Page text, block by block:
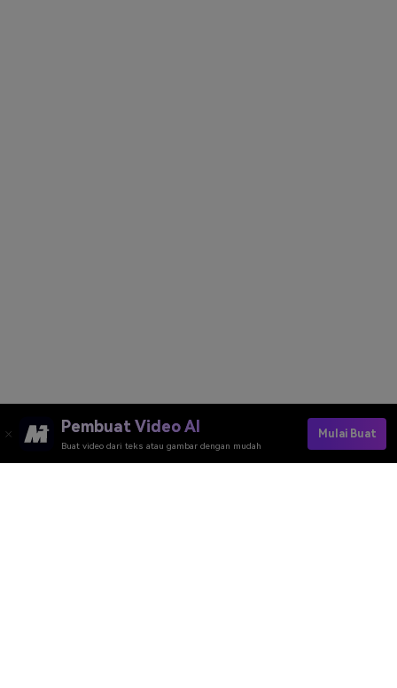
Pembuat Video AI
Buat video dari teks atau gambar dengan mudah
Mulai Buat